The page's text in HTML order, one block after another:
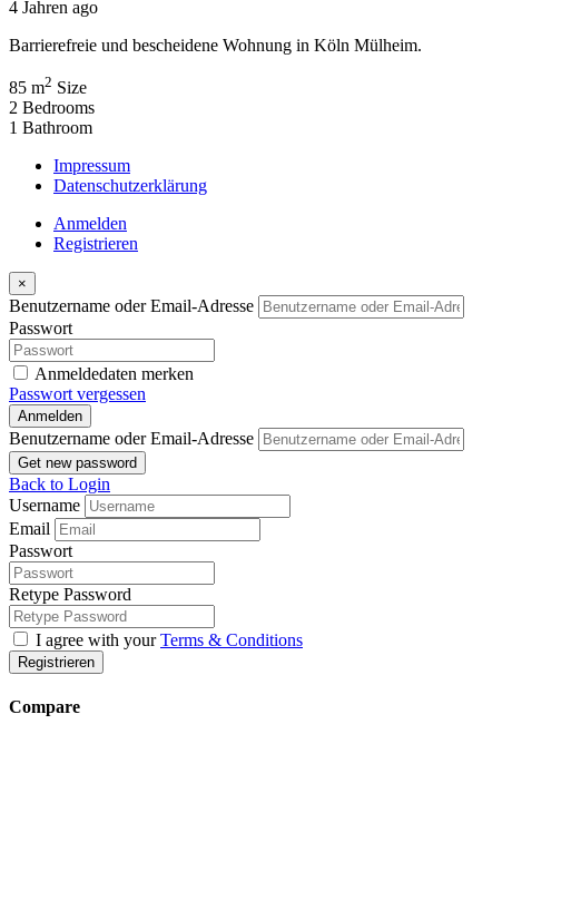
Mieten
Wiener-Platz 2 Mietwohnung
€1.350
/ Warmmiete
Wiener Platz 2, 51065 Köln, Deutschland
Wohnung
Taner Coskun
4 Jahren ago
Barrierefreie und bescheidene Wohnung in Köln Mülheim.
85 m2 Size
2 Bedrooms
1 Bathroom
Impressum
Datenschutzerklärung
Anmelden
Registrieren
×
Benutzername oder Email-Adresse
Passwort